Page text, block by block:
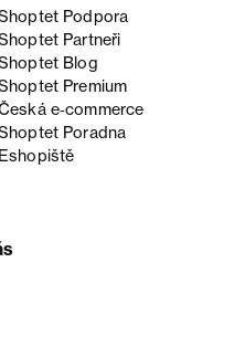
Podpora
Partneři
Blog
Premium
e‑commerce
Poradna
Eshopiště